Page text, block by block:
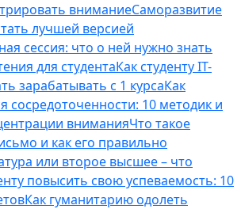
вниманиеСаморазвитие
лучшей версией
сессия: что о ней нужно знать
для студентаКак студенту IT-
зарабатывать с 1 курсаКак
сосредоточенности: 10 методик и
вниманияЧто такое
и как его правильно
или второе высшее – что
повысить свою успеваемость: 10
Как гуманитарию одолеть